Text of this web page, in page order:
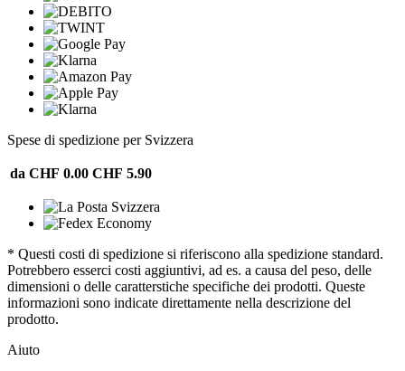
Spese di spedizione per Svizzera
da CHF 0.00 CHF 5.90
* Questi costi di spedizione si riferiscono alla spedizione standard.
Potrebbero esserci costi aggiuntivi, ad es. a causa del peso, delle
dimensioni o delle caratterstiche specifiche dei prodotti. Queste
informazioni sono indicate direttamente nella descrizione del
prodotto.
Aiuto